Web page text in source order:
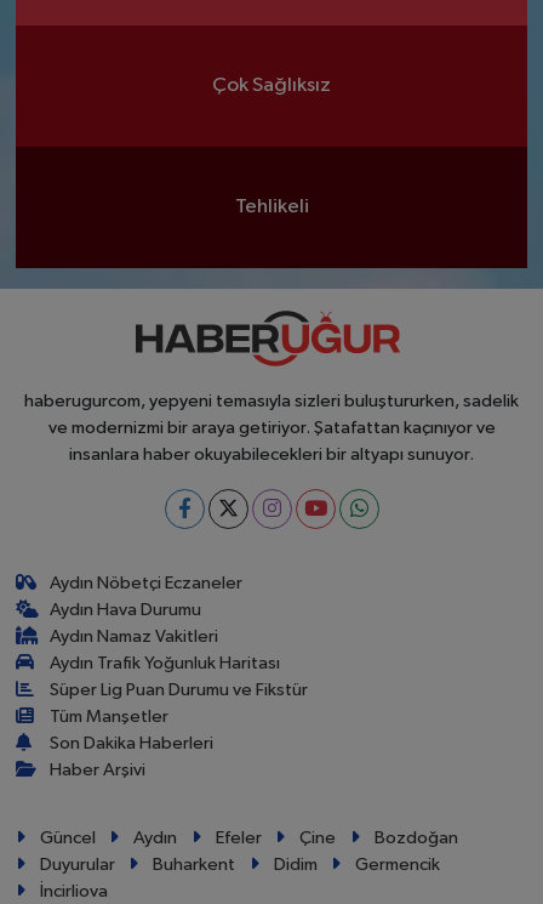
Çok Sağlıksız
Tehlikeli
haberugurcom, yepyeni temasıyla sizleri buluştururken, sadelik
ve modernizmi bir araya getiriyor. Şatafattan kaçınıyor ve
insanlara haber okuyabilecekleri bir altyapı sunuyor.
Aydın Nöbetçi Eczaneler
Aydın Hava Durumu
Aydın Namaz Vakitleri
Aydın Trafik Yoğunluk Haritası
Süper Lig Puan Durumu ve Fikstür
Tüm Manşetler
Son Dakika Haberleri
Haber Arşivi
Güncel Aydın Efeler Çine
Bozdoğan
Duyurular
Buharkent Didim
Germencik
İncirliova